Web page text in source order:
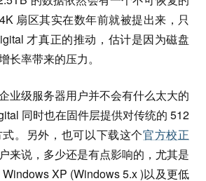
扇区其实在数年前就被提出来，只
才真正的推动，估计是因为磁盘
长率带来的压力。
业级服务器用户并不会有什么太大的
同时也在固件层提供对传统的 512
。另外，也可以下载这个官方校正
来说，多少还是有点影响的，尤其是
XP (Windows 5.x )以及更低